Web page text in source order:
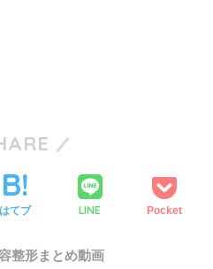
はてブ LINE Pocket
整形まとめ動画